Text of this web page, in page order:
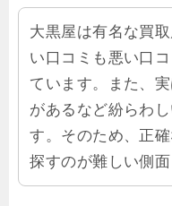
大黒屋は有名な買
い口コミも悪い口
ています。また、
があるなど紛らわ
す。そのため、正
探すのが難しい側面